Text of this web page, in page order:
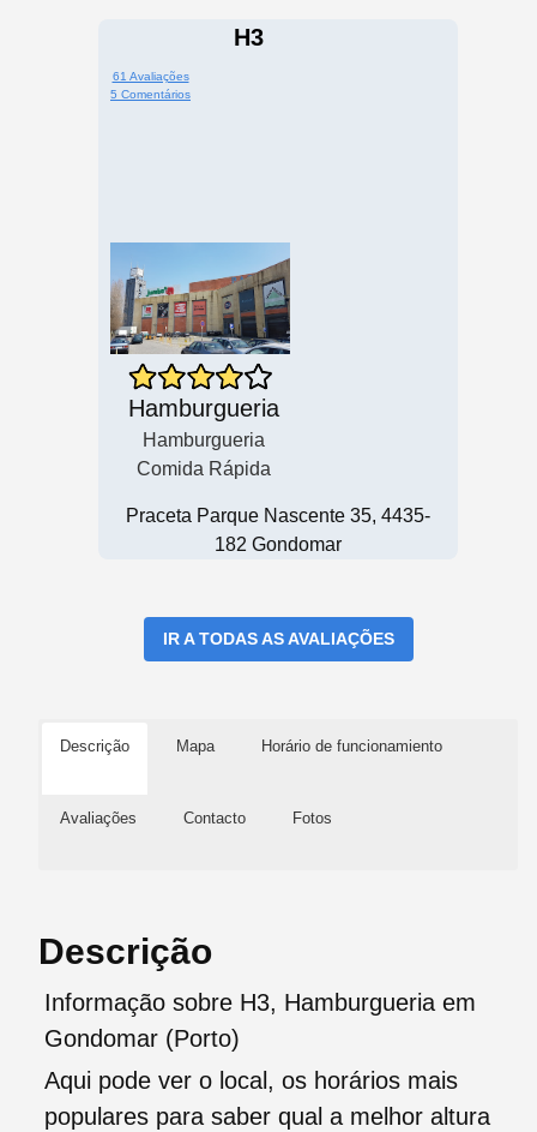
H3
61 Avaliações
5 Comentários
Hamburgueria
Hamburgueria
Comida Rápida
Praceta Parque Nascente 35, 4435-
182 Gondomar
IR A TODAS AS AVALIAÇÕES
Descrição Mapa Horário de funcionamiento
Avaliações Contacto Fotos
Descrição
Informação sobre H3, Hamburgueria em
Gondomar (Porto)
Aqui pode ver o local, os horários mais
populares para saber qual a melhor altura